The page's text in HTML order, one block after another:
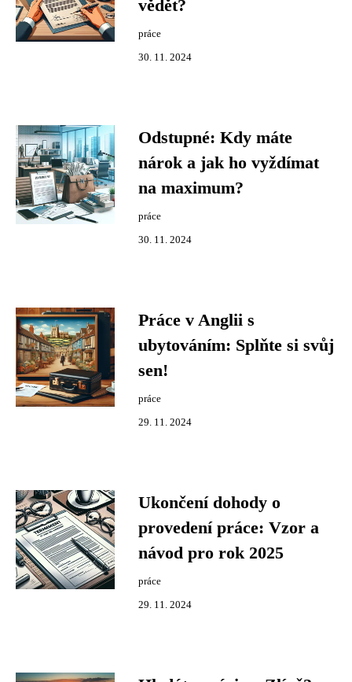
vědět?
práce
30. 11. 2024
Odstupné: Kdy máte
nárok a jak ho vyždímat
na maximum?
práce
30. 11. 2024
Práce v Anglii s
ubytováním: Splňte si svůj
sen!
práce
29. 11. 2024
Ukončení dohody o
provedení práce: Vzor a
návod pro rok 2025
práce
29. 11. 2024